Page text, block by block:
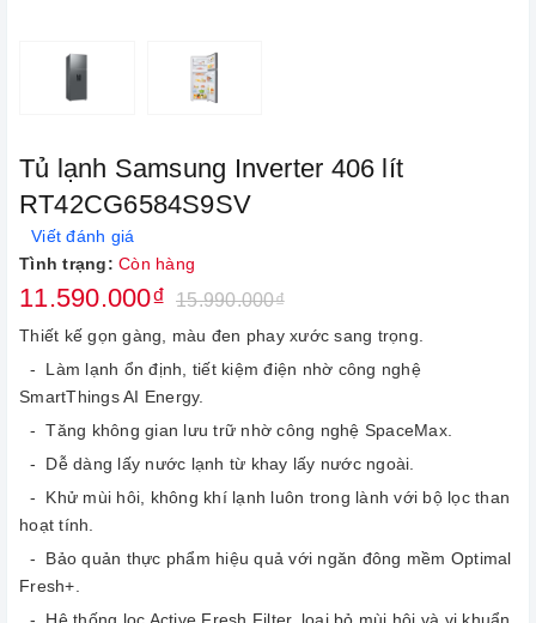
Tủ lạnh Samsung Inverter 406 lít
RT42CG6584S9SV
Viết đánh giá
Tình trạng: Còn hàng
11.590.000₫ 15.990.000₫
Thiết kế gọn gàng, màu đen phay xước sang trọng.
- Làm lạnh ổn định, tiết kiệm điện nhờ công nghệ
SmartThings AI Energy.
- Tăng không gian lưu trữ nhờ công nghệ SpaceMax.
- Dễ dàng lấy nước lạnh từ khay lấy nước ngoài.
- Khử mùi hôi, không khí lạnh luôn trong lành với bộ lọc than
hoạt tính.
- Bảo quản thực phẩm hiệu quả với ngăn đông mềm Optimal
Fresh+.